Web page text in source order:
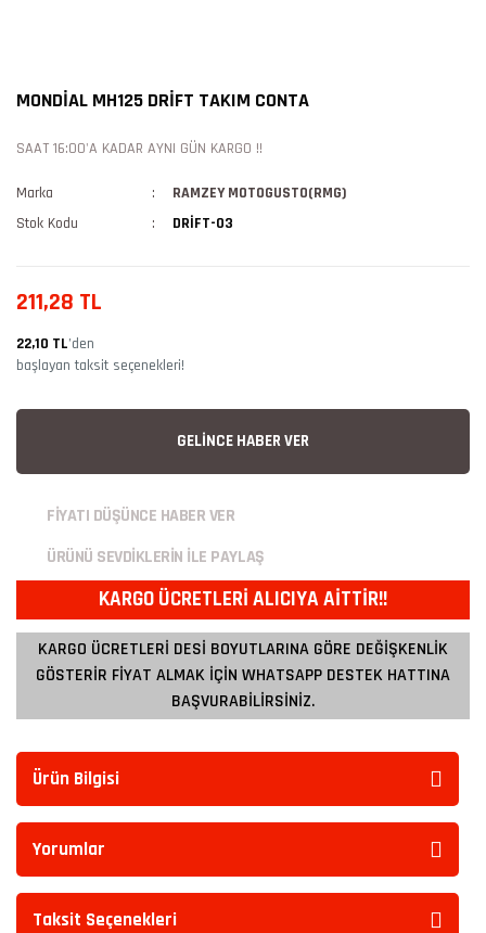
MONDİAL MH125 DRİFT TAKIM CONTA
SAAT 16:00'A KADAR AYNI GÜN KARGO !!
Marka
RAMZEY MOTOGUSTO(RMG)
Stok Kodu
DRİFT-03
211,28 TL
22,10 TL’den
başlayan taksit seçenekleri!
GELİNCE HABER VER
FİYATI DÜŞÜNCE HABER VER
ÜRÜNÜ SEVDİKLERİN İLE PAYLAŞ
KARGO ÜCRETLERİ ALICIYA AİTTİR!!
KARGO ÜCRETLERİ DESİ BOYUTLARINA GÖRE DEĞİŞKENLİK
GÖSTERİR FİYAT ALMAK İÇİN WHATSAPP DESTEK HATTINA
BAŞVURABİLİRSİNİZ.
Ürün Bilgisi
Yorumlar
Taksit Seçenekleri